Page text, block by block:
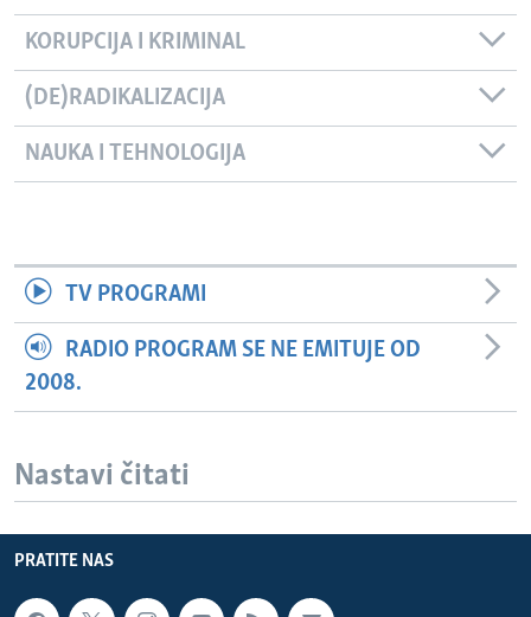
KORUPCIJA I KRIMINAL
(DE)RADIKALIZACIJA
NAUKA I TEHNOLOGIJA
TV PROGRAMI
RADIO PROGRAM SE NE EMITUJE OD
2008.
Nastavi čitati
PRATITE NAS